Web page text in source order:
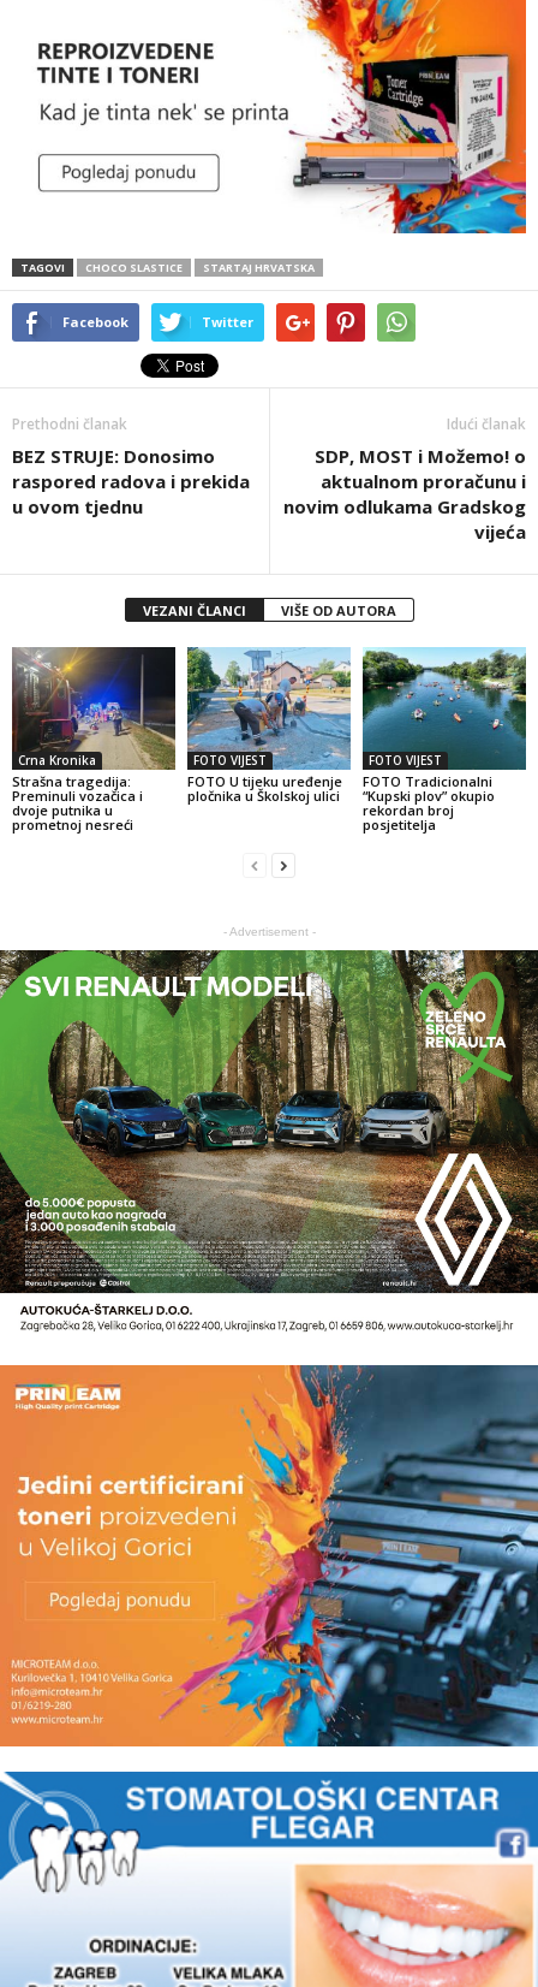
TAGOVI CHOCO SLASTICE STARTAJ HRVATSKA
Facebook Twitter
Prethodni članak
BEZ STRUJE: Donosimo
raspored radova i prekida
u ovom tjednu
Idući članak
SDP, MOST i Možemo! o
aktualnom proračunu i
novim odlukama Gradskog
vijeća
VEZANI ČLANCI VIŠE OD AUTORA
Crna Kronika
Strašna tragedija:
Preminuli vozačica i
dvoje putnika u
prometnoj nesreći
FOTO VIJEST
FOTO U tijeku uređenje
pločnika u Školskoj ulici
FOTO VIJEST
FOTO Tradicionalni
“Kupski plov” okupio
rekordan broj
posjetitelja
- Advertisement -